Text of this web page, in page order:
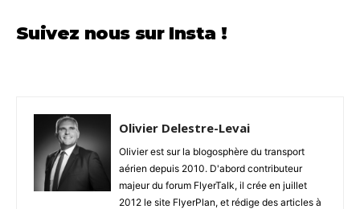
Suivez nous sur Insta !
Olivier Delestre-Levai
Olivier est sur la blogosphère du transport
aérien depuis 2010. D'abord contributeur
majeur du forum FlyerTalk, il crée en juillet
2012 le site FlyerPlan, et rédige des articles à